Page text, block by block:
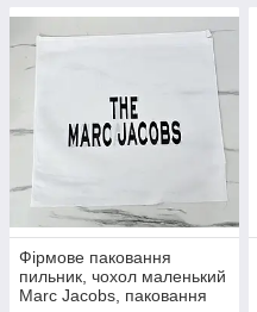
Фірмове паковання
пильник, чохол маленький
Marc Jacobs, паковання